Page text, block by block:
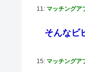
11: マッチングア
そんなビ
15: マッチングア